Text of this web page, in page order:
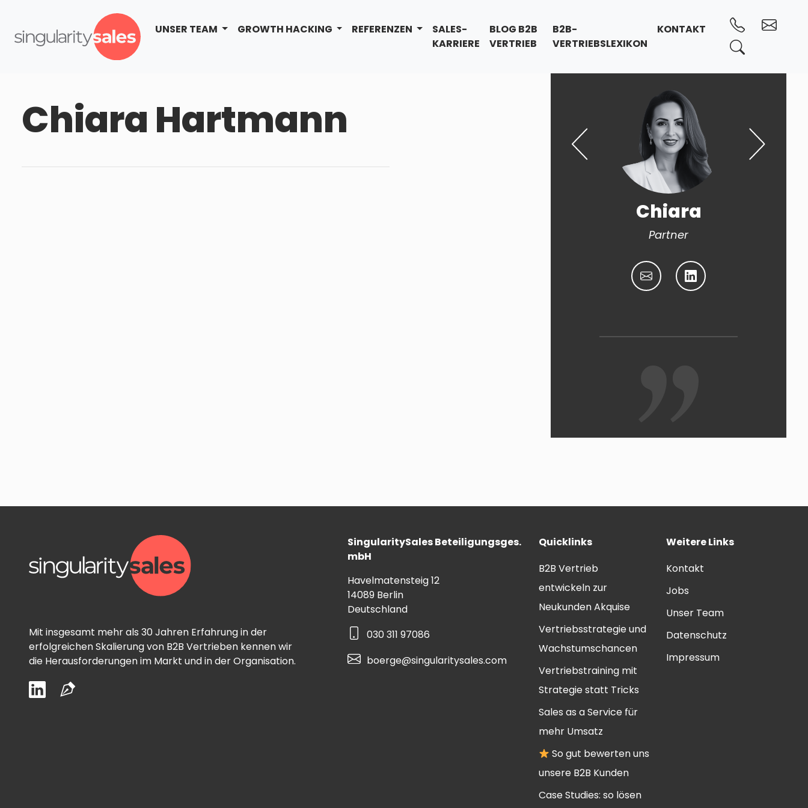
UNSER TEAM GROWTH HACKING REFERENZEN
SALES-
KARRIERE
BLOG B2B
VERTRIEB
B2B-
VERTRIEBSLEXIKON
KONTAKT
Chiara Hartmann
Chiara
Partner
Mit insgesamt mehr als 30 Jahren Erfahrung in der
erfolgreichen Skalierung von B2B Vertrieben kennen wir
die Herausforderungen im Markt und in der Organisation.
SingularitySales Beteiligungsges.
mbH
Havelmatensteig 12
14089 Berlin
Deutschland
030 311 97086
boerge@singularitysales.com
Quicklinks
B2B Vertrieb
entwickeln zur
Neukunden Akquise
Vertriebsstrategie und
Wachstumschancen
Vertriebstraining mit
Strategie statt Tricks
Sales as a Service für
mehr Umsatz
So gut bewerten uns
unsere B2B Kunden
Case Studies: so lösen
Weitere Links
Kontakt
Jobs
Unser Team
Datenschutz
Impressum